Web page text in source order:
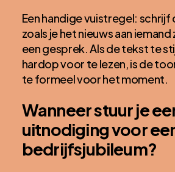
Een handige vuistregel:
zoals je het nieuws aan
een gesprek. Als de tekst te
hardop voor te lezen, is de
te formeel voor het moment.
Wanneer stuur je
uitnodiging voor
bedrijfsjubileum?